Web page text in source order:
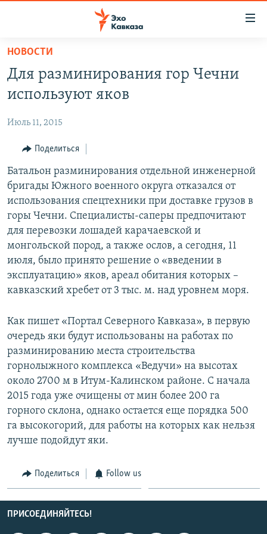
Вернуться
основному
содержанию
навигации
Вернутся
поиску
ТБИЛИСИ
ЦХИНВАЛИ
ВЕСЬ КАВКАЗ
СЕВЕРНЫЙ КАВКАЗ
АРМЕНИЯ
АЗЕРБАЙДЖАН
ТЕМЫ
ПОЛИТИКА
ЭКОНОМИКА
ОБЩЕСТВО
КУЛЬТУРА
СПОРТ
РУБРИКИ
НЕКРУГЛЫЙ СТОЛ
ГОСТЬ НЕДЕЛИ
ПОЗИЦИЯ
БЛОГИ
ЧИТАЕМ ПРЕССУ
МУЛЬТИМЕДИА
ВИДЕО
ФОТО
АУДИО
ПОДКАСТЫ
АРХИВ РАДИОПРОГРАММЫ
ПРИСОЕДИНЯЙТЕСЬ!
Все сайты РСЕ/РС
НОВОСТИ
Для разминирования гор Чечни
используют яков
Июль 11, 2015
Поделиться
Батальон разминирования отдельной инженерной
бригады Южного военного округа отказался от
использования спецтехники при доставке грузов в
горы Чечни. Специалисты-саперы предпочитают
для перевозки лошадей карачаевской и
монгольской пород, а также ослов, а сегодня, 11
июля, было принято решение о «введении в
эксплуатацию» яков, ареал обитания которых –
кавказский хребет от 3 тыс. м. над уровнем моря.
Как пишет «Портал Северного Кавказа», в первую
очередь яки будут использованы на работах по
разминированию места строительства
горнолыжного комплекса «Ведучи» на высотах
около 2700 м в Итум-Калинском районе. С начала
2015 года уже очищены от мин более 200 га
горного склона, однако остается еще порядка 500
га высокогорий, для работы на которых как нельзя
лучше подойдут яки.
Поделиться Follow us
ПРИСОЕДИНЯЙТЕСЬ!